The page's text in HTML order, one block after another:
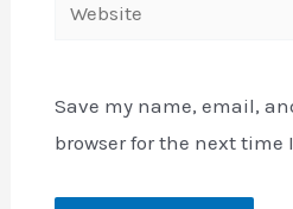
Save my name, email,
browser for the next time